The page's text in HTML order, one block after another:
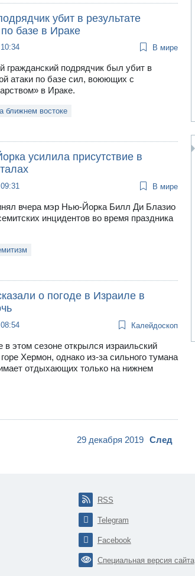
убит в результате
базе в Ираке
В мире
гражданский подрядчик был убит в
атаки по базе сил, воюющих с
в Ираке.
ближнем востоке
усилила присутствие в
В мире
вчера мэр Нью-Йорка Билл Ди Блазио
инцидентов во время праздника
о погоде в Израиле в
Калейдоскоп
в этом сезоне открылся израильский
Хермон, однако из-за сильного тумана
отдыхающих только на нижнем
След
29 декабря 2019
RSS
Telegram
Facebook
Специальная версия сайта